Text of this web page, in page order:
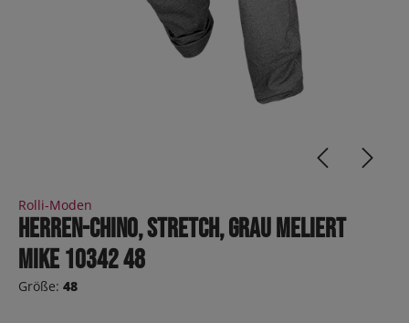
Rolli-Moden
Herren-Chino, Stretch, grau meliert
MIKE 10342 48
Größe: 48